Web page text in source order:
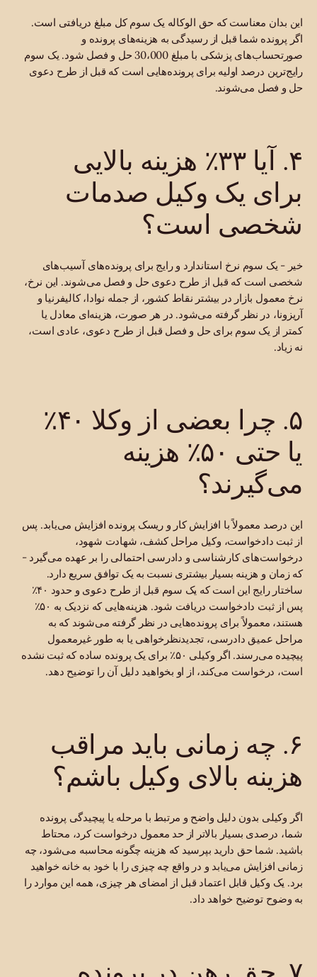
این بدان معناست که حق الوکاله یک سوم کل مبلغ دریافتی است.
اگر پرونده شما قبل از رسیدگی به هزینه‌های پرونده و
صورتحساب‌های پزشکی با مبلغ 30،000 حل و فصل شود. یک سوم
رایج‌ترین درصد اولیه برای پرونده‌هایی است که قبل از طرح دعوی
حل و فصل می‌شوند.
۴. آیا ۳۳٪ هزینه بالایی
برای یک وکیل صدمات
شخصی است؟
خیر - یک سوم نرخ استاندارد و رایج برای پرونده‌های آسیب‌های
شخصی است که قبل از طرح دعوی حل و فصل می‌شوند. این نرخ،
نرخ معمول بازار در بیشتر نقاط کشور، از جمله نوادا، کالیفرنیا و
آریزونا، در نظر گرفته می‌شود. در هر صورت، هزینه‌ای معادل یا
کمتر از یک سوم برای حل و فصل قبل از طرح دعوی، عادی است،
نه زیاد.
۵. چرا بعضی از وکلا ۴۰٪
یا حتی ۵۰٪ هزینه
می‌گیرند؟
این درصد معمولاً با افزایش کار و ریسک پرونده افزایش می‌یابد. پس
از ثبت دادخواست، وکیل مراحل کشف، شهادت شهود،
درخواست‌های کارشناسی و دادرسی احتمالی را بر عهده می‌گیرد -
که زمان و هزینه بسیار بیشتری نسبت به یک توافق سریع دارد.
ساختار رایج این است که یک سوم قبل از طرح دعوی و حدود ۴۰٪
پس از ثبت دادخواست دریافت شود. هزینه‌هایی که نزدیک به ۵۰٪
هستند، معمولاً برای پرونده‌هایی در نظر گرفته می‌شوند که به
مراحل عمیق دادرسی، تجدیدنظرخواهی یا به طور غیرمعمول
پیچیده می‌رسند. اگر وکیلی ۵۰٪ برای یک پرونده ساده که ثبت نشده
است، درخواست می‌کند، از او بخواهید دلیل آن را توضیح دهد.
۶. چه زمانی باید مراقب
هزینه بالای وکیل باشم؟
اگر وکیلی بدون دلیل واضح و مرتبط با مرحله یا پیچیدگی پرونده
شما، درصدی بسیار بالاتر از حد معمول درخواست کرد، محتاط
باشید. شما حق دارید بپرسید که هزینه چگونه محاسبه می‌شود، چه
زمانی افزایش می‌یابد و در واقع چه چیزی را با خود به خانه خواهید
برد. یک وکیل قابل اعتماد قبل از امضای هر چیزی، همه این موارد را
به وضوح توضیح خواهد داد.